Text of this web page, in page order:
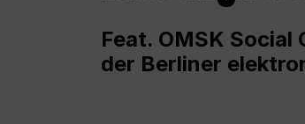
Feat. OMSK
der Berliner